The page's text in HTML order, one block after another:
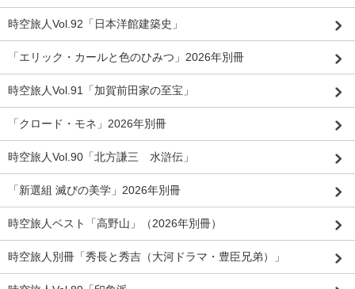
時空旅人Vol.92「日本洋館建築史」
「エリック・カールと色のひみつ」2026年別冊
時空旅人Vol.91「加賀前田家の至宝」
「クロード・モネ」2026年別冊
時空旅人Vol.90「北方謙三 水滸伝」
「新選組 滅びの美学」2026年別冊
時空旅人ベスト「高野山」（2026年別冊）
時空旅人別冊「秀長と秀吉（大河ドラマ・豊臣兄弟）」